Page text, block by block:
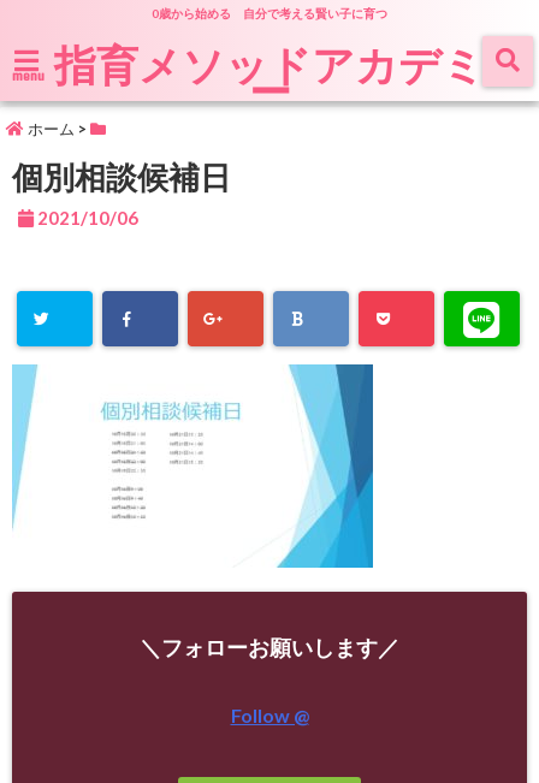
0歳から始める 自分で考える賢い子に育つ
menu 指育メソッドアカデミ
ー
ホーム >
個別相談候補日
2021/10/06
＼フォローお願いします／
Follow @